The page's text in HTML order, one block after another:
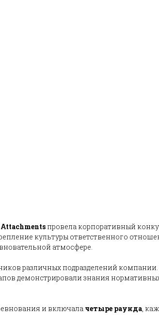
провела корпоративный
культуры ответственного
атмосфере.
различных подразделений
демонстрировали знания
и включала четыре раунда,